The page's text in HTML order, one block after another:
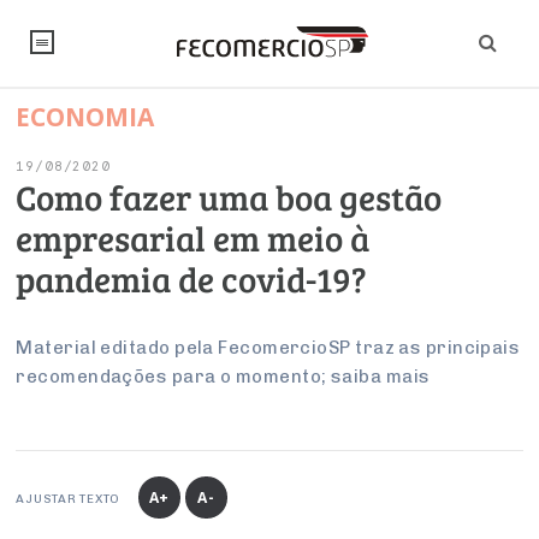
NOTÍCIAS
Artigos
Institucional
PROJETOS ESPECIAIS:
Economia
Pesquisas
Brasil
Internacional
Economia Digital
Inteligência Artificial
Legislação
Trabalho
Reforma Tributária
Serviços
PESQUISAS
FALE CONOSCO
INSTITUCIONAL
Negociações Coletivas
Conselho de Turismo
Conselho de Emprego e Relações do Trabalho
ECONOMIA
19/08/2020
Como fazer uma boa gestão
empresarial em meio à
pandemia de covid-19?
Material editado pela FecomercioSP traz as principais
recomendações para o momento; saiba mais
AJUSTAR TEXTO A+ A-